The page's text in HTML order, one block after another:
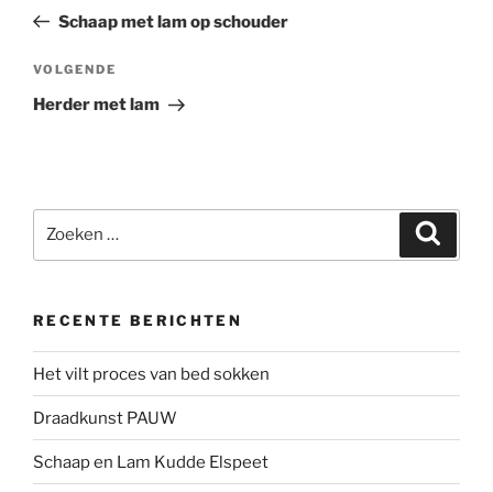
bericht
Schaap met lam op schouder
Volgend
bericht
VOLGENDE
Herder met lam
naar:
RECENTE BERICHTEN
Het vilt proces van bed sokken
Draadkunst PAUW
Schaap en Lam Kudde Elspeet